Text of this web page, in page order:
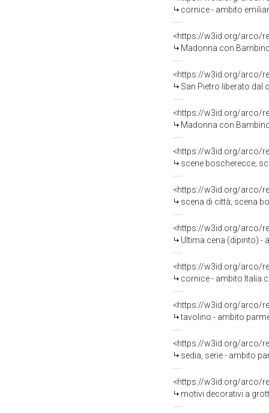
cornice - ambito
<https://w3id.org/arco/
Madonna con Bambino in
<https://w3id.org/arco/
San Pietro liberato dal
<https://w3id.org/arco/
Madonna con
<https://w3id.org/arco/
scene boscherecce;
<https://w3id.org/arco/
scena di città; scena
<https://w3id.org/arco/
Ultima cena (dipinto) -
<https://w3id.org/arco/
cornice - ambito Italia
<https://w3id.org/arco/
tavolino - ambito
<https://w3id.org/arco/
sedia, serie - ambito
<https://w3id.org/arco/
motivi decorativi a grottesche con putti,